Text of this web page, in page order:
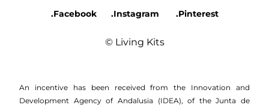
© Living Kits
.Facebook .Instagram .Pinterest
An incentive has been received from the Innovation and
Development Agency of Andalusia (IDEA), of the Junta de